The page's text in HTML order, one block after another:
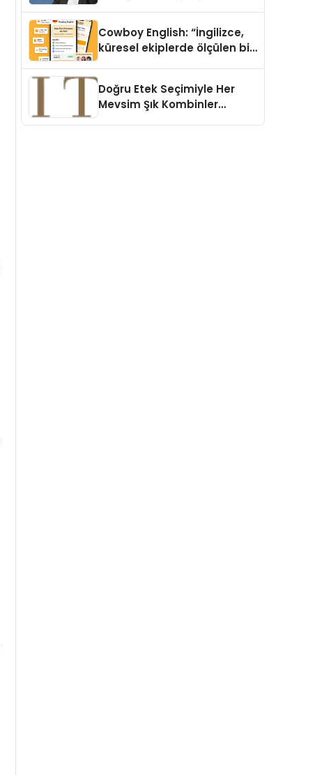
Cowboy English: “İngilizce,
küresel ekiplerde ölçülen bir
Doğru Etek Seçimiyle Her
Mevsim Şık Kombinler